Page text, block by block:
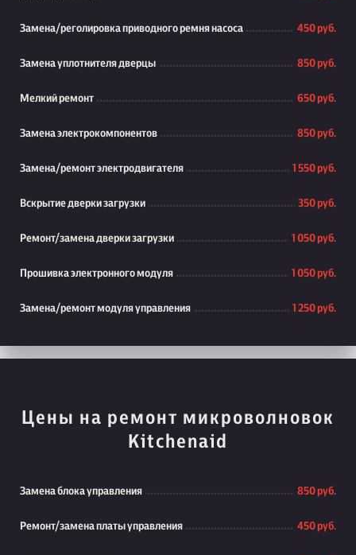
Замена/реголировка приводного ремня насоса 450 руб.
Замена уплотнителя дверцы 850 руб.
Мелкий ремонт 650 руб.
Замена электрокомпонентов 850 руб.
Замена/ремонт электродвигателя 1 550 руб.
Вскрытие дверки загрузки 350 руб.
Ремонт/замена дверки загрузки 1 050 руб.
Прошивка электронного модуля 1 050 руб.
Замена/ремонт модуля управления 1 250 руб.
Цены на ремонт микроволновок
Kitchenaid
Замена блока управления 850 руб.
Ремонт/замена платы управления 450 руб.